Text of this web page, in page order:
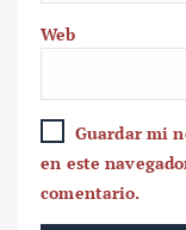
Web
Guardar mi
en este
comentario.